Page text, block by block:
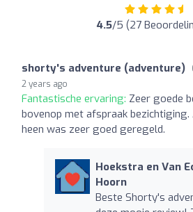
4.5/5 (27
shorty's adventure (adventure)
2 years ago
Fantastische ervaring: Zeer goede
bovenop met afspraak bezichtiging.
heen was zeer goed geregeld.
Hoekstra en Van
Hoorn
Beste Shorty's